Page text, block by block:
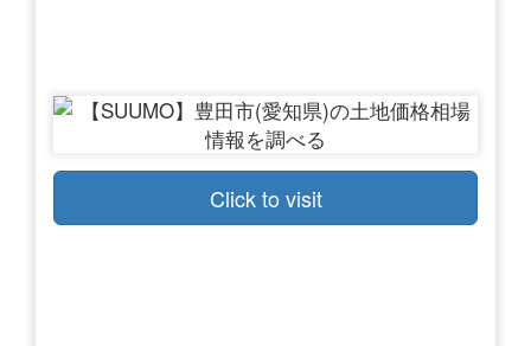
Click to visit